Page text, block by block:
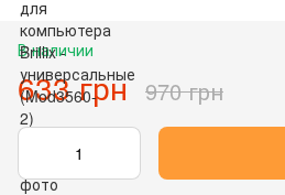
В наличии
633 грн 970 грн